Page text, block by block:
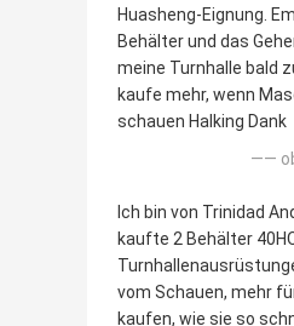
Huasheng-Eignung.
Behälter und das
meine Turnhalle bald
kaufe mehr, wenn
schauen Halking Dank
——
Ich bin von Trinidad
kaufte 2 Behälter
vom Schauen, mehr
kaufen, wie sie so